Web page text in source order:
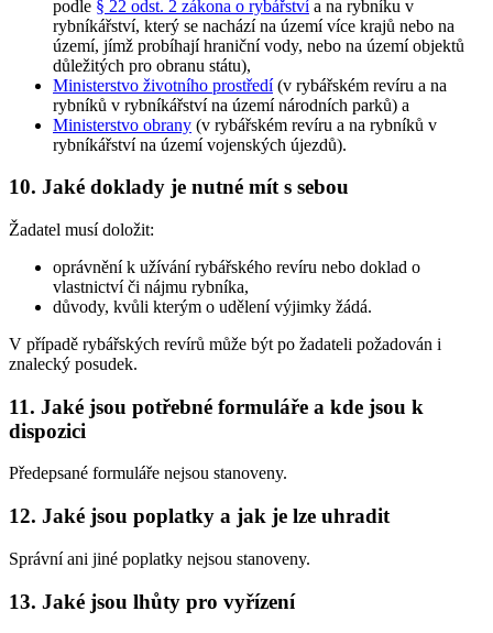
podle § 22 odst. 2 zákona o rybářství a na rybníku v
rybníkářství, který se nachází na území více krajů nebo na
území, jímž probíhají hraniční vody, nebo na území objektů
důležitých pro obranu státu),
Ministerstvo životního prostředí(v rybářském revíru a na
rybníků v rybníkářství na území národních parků) a
Ministerstvo obrany (v rybářském revíru a na rybníků v
rybníkářství na území vojenských újezdů).
10. Jaké doklady je nutné mít s sebou
Žadatel musí doložit:
oprávnění k užívání rybářského revíru nebo doklad o
vlastnictví či nájmu rybníka,
důvody, kvůli kterým o udělení výjimky žádá.
V případě rybářských revírů může být po žadateli požadován i
znalecký posudek.
11. Jaké jsou potřebné formuláře a kde jsou k
dispozici
Předepsané formuláře nejsou stanoveny.
12. Jaké jsou poplatky a jak je lze uhradit
Správní ani jiné poplatky nejsou stanoveny.
13. Jaké jsou lhůty pro vyřízení